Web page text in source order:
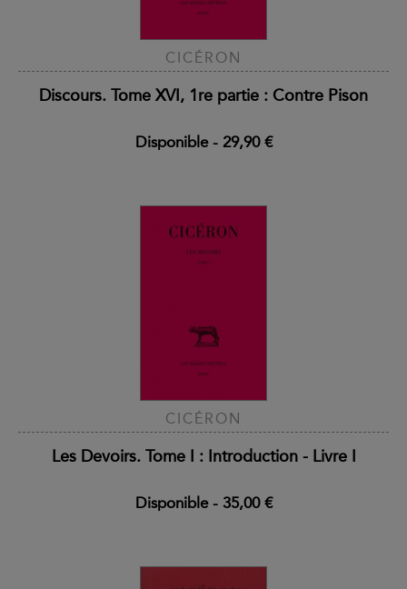
CICÉRON
Discours. Tome XVI, 1re partie : Contre Pison
Disponible- 29,90 €
CICÉRON
Les Devoirs. Tome I : Introduction - Livre I
Disponible- 35,00 €